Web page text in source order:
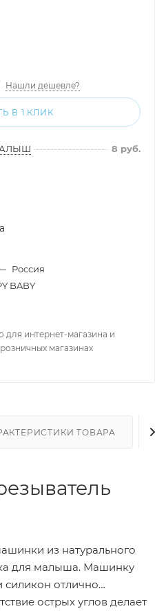
Нашли дешевле?
В 1 КЛИК
8 руб.
Россия
BABY
для интернет-магазина и
магазинах
ТОВАРА
из натурального
для малыша. Машинку
силикон отлично
острых углов делает